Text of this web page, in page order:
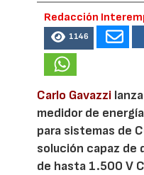
Redacción
1146
Carlo Gavazzi
medidor de
para sistemas de
solución capaz de
de hasta 1.500 V